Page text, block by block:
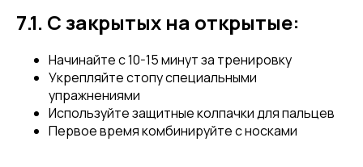
Привет! Дарим тебе -10% на первую
покупку! Подпишись на нашу рассылку
7.1. С закрытых на открытые:
Начинайте с 10-15 минут за тренировку
Укрепляйте стопу специальными
упражнениями
Используйте защитные колпачки для пальцев
Первое время комбинируйте с носками